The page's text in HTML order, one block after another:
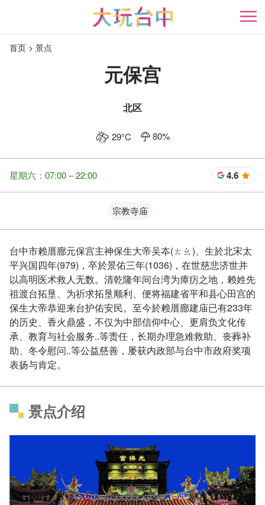
开
首页 景点
元保宫
北区
29°C 80%
星期六：07:00 – 22:00 4.6 星
宗教寺庙
台中市赖厝廍元保宫主神保生大帝吴夲(ㄊㄠ)、生於北宋太
平兴国四年(979)，卒於景佑三年(1036)，在世慈悲济世并
以高明医术救人无数。清乾隆年间台湾为瘴疠之地，赖姓先
祖渡台拓垦、为祈求拓垦顺利、便将福建省平和县心田宫的
保生大帝恭迎来台护佑安民。至今於赖厝廍建庙已有233年
的历史、香火鼎盛，不仅为中部信仰中心、更肩负文化传
承、教育与社会服务..等责任，长期办理急难救助、丧葬补
助、冬令慰问..等公益慈善，屡获内政部与台中市政府奖项
表扬与肯定。
景点介绍